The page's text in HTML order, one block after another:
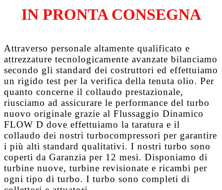
IN PRONTA CONSEGNA
Attraverso personale altamente qualificato e
attrezzature tecnologicamente avanzate bilanciamo
secondo gli standard dei costruttori ed effettuiamo
un rigido test per la verifica della tenuta olio. Per
quanto concerne il collaudo prestazionale,
riusciamo ad assicurare le performance del turbo
nuovo originale grazie al Flussaggio Dinamico
FLOW D dove effettuiamo la taratura e il
collaudo dei nostri turbocompressori per garantire
i più alti standard qualitativi. I nostri turbo sono
coperti da Garanzia per 12 mesi. Disponiamo di
turbine nuove, turbine revisionate e ricambi per
ogni tipo di turbo. I turbo sono completi di